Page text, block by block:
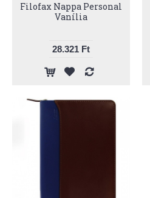
Filofax Nappa Personal
Vanília
28.321 Ft